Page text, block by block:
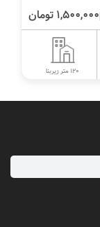
250,000 تومان
160 متر زیربنا